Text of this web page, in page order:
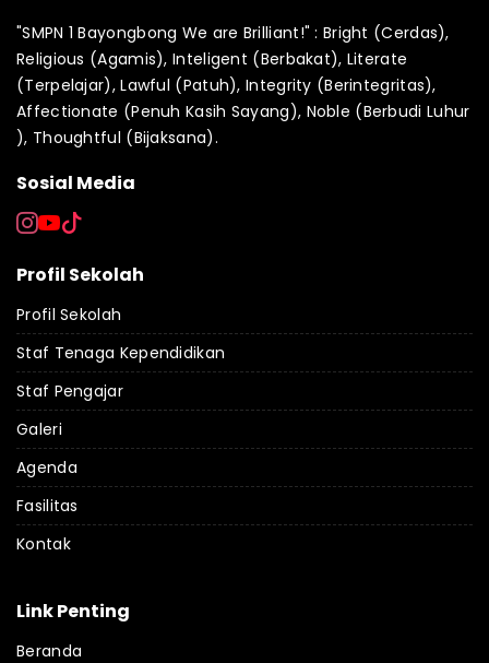
"SMPN 1 Bayongbong We are Brilliant!" : Bright (Cerdas),
Religious (Agamis), Inteligent (Berbakat), Literate
(Terpelajar), Lawful (Patuh), Integrity (Berintegritas),
Affectionate (Penuh Kasih Sayang), Noble (Berbudi Luhur
), Thoughtful (Bijaksana).
Sosial Media
Profil Sekolah
Profil Sekolah
Staf Tenaga Kependidikan
Staf Pengajar
Galeri
Agenda
Fasilitas
Kontak
Link Penting
Beranda